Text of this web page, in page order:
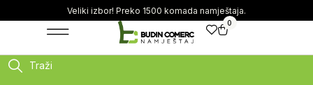
Veliki izbor! Preko 1500 komada namještaja.
0
Traži